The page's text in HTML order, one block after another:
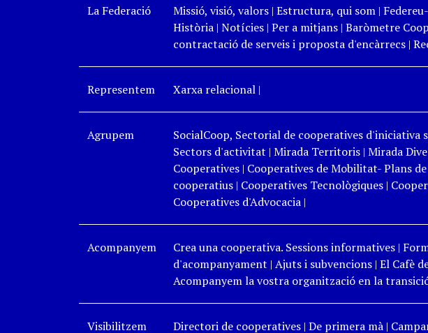
La Federació
Missió, visió, valors| Estructura, qui som|
Història| Notícies | Per a mitjans| Baròmetre
contractació de serveis i proposta d'encàrrecs|
Representem Xarxa relacional|
Agrupem SocialCoop, Sectorial de cooperatives d'iniciativa
Sectors d'activitat | Mirada Territoris| Mirada
Cooperatives| Cooperatives de Mobilitat- Plans
cooperatius| Cooperatives Tecnològiques|
Cooperatives d'Advocacia|
Acompanyem Crea una cooperativa. Sessions informatives|
d'acompanyament | Ajuts i subvencions| El Cafè
Acompanyem la vostra organització en la
Visibilitzem Directori de cooperatives| De primera mà|